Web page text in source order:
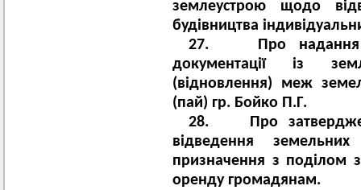
землеустрою щодо
будівництва
27. Про надання
документації із
(відновлення) меж
(пай) гр. Бойко П.Г.
28. Про
відведення
призначення з поділом
оренду громадянам.